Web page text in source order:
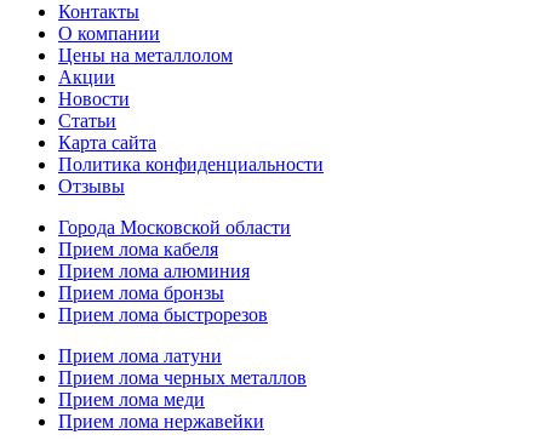
Контакты
О компании
Цены на металлолом
Акции
Новости
Статьи
Карта сайта
Политика конфиденциальности
Отзывы
Города Московской области
Прием лома кабеля
Прием лома алюминия
Прием лома бронзы
Прием лома быстрорезов
Прием лома латуни
Прием лома черных металлов
Прием лома меди
Прием лома нержавейки